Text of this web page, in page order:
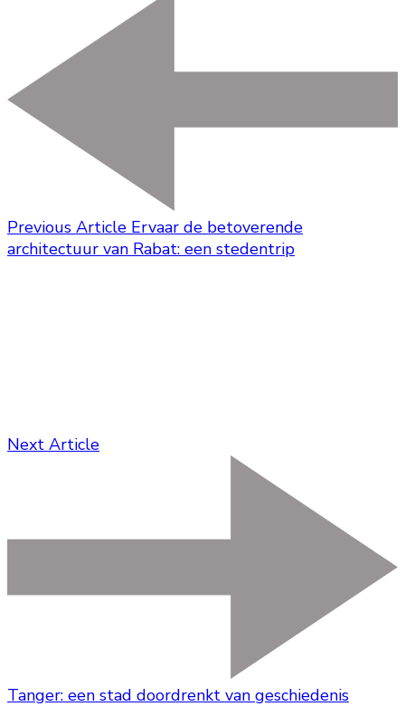
Previous Article Ervaar de betoverende
architectuur van Rabat: een stedentrip
Next Article
Tanger: een stad doordrenkt van geschiedenis